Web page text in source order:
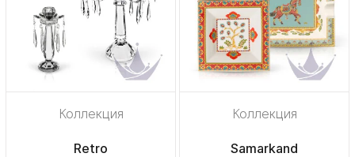
Коллекция
Retro
Коллекция
Samarkand